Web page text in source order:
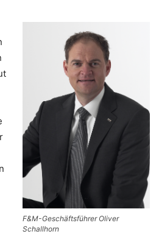
F&M-Geschäftsführer Oliver
Schallhorn